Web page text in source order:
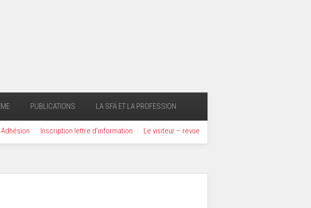
PUBLICATIONS LA SFA ET LA PROFESSION
Adhésion Inscription lettre d’information Le visiteur – revue